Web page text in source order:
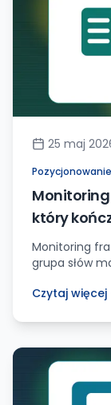
25 maj
który
Monitoring
grupa słów
Czytaj więcej